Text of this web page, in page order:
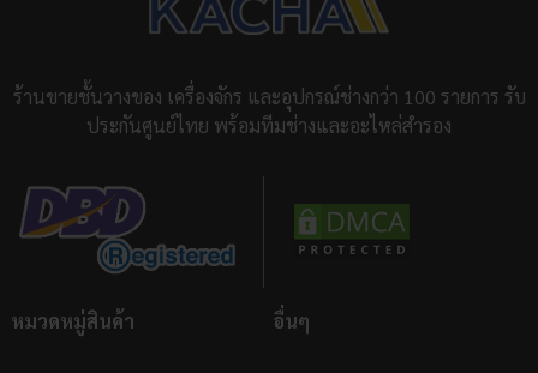
ร้านขายชั้นวางของ เครื่องจักร และอุปกรณ์ช่างกว่า 100 รายการ รับ
ประกันศูนย์ไทย พร้อมทีมช่างและอะไหล่สำรอง
หมวดหมู่สินค้า อื่นๆ